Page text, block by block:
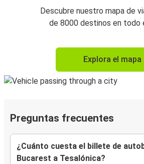
Descubre nuestro mapa de
de 8000 destinos en todo
Explora el mapa
Preguntas frecuentes
¿Cuánto cuesta el billete de
Bucarest a Tesalónica?